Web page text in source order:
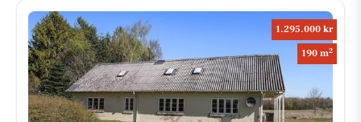
1.295.000 kr
190 m2